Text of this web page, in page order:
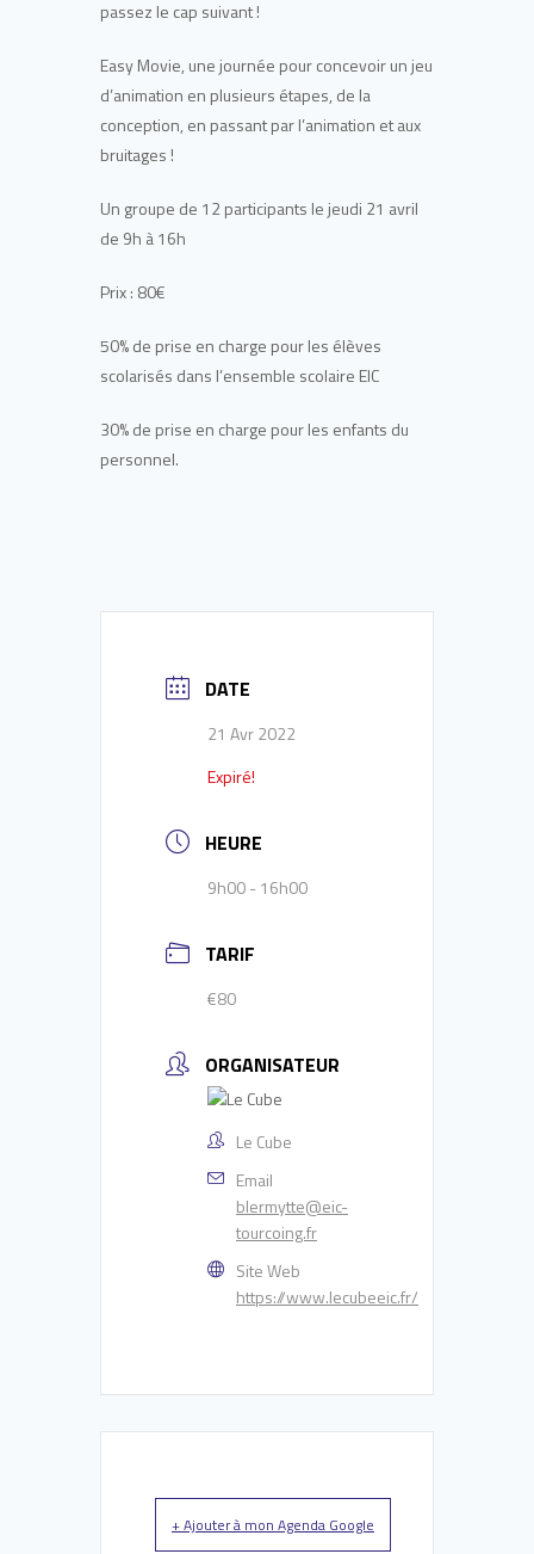
passez le cap suivant !
Easy Movie, une journée pour concevoir un jeu
d’animation en plusieurs étapes, de la
conception, en passant par l’animation et aux
bruitages !
Un groupe de 12 participants le jeudi 21 avril
de 9h à 16h
Prix : 80€
50% de prise en charge pour les élèves
scolarisés dans l’ensemble scolaire EIC
30% de prise en charge pour les enfants du
personnel.
DATE
21 Avr 2022
Expiré!
HEURE
9h00 - 16h00
TARIF
€80
ORGANISATEUR
Le Cube
Email
blermytte@eic-
tourcoing.fr
Site Web
https://www.lecubeeic.fr/
+ Ajouter à mon Agenda Google